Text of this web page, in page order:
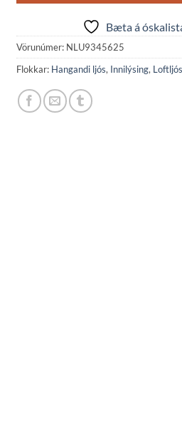
Bæta á
Vörunúmer: NLU9345625
Flokkar: Hangandi ljós, Innilýsing, Loftljós